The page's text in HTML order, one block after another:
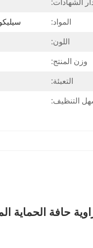
الشهادات:
المواد:
اللون:
وزن المنتج:
التعبئة:
التنظيف:
حافة الحماية